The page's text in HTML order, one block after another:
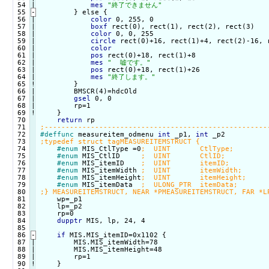
54
55
56
57
58
59
60
61
62
63
64
65
67
68
69
71
72
73
74
75
76
77
78
79
80
81
82
83
84
85
86
87
88
89
90
-
!
!
-
!
mes
"終了できません"
} else {
color 0, 255, 0
boxf rect(0), rect(1), rect(2), rect(3)
color 0, 0, 255
circle rect(0)+16, rect(1)+4, rect(2)-16,
color
pos rect(0)+18, rect(1)+8
mes
"  嘘です。"
pos rect(0)+18, rect(1)+26
mes
"終了します。"
}
        BMSCR(4)=hdcOld
gsel 0, 0
        rp=1
}
return
#deffunc measureitem_odmenu int _p1, int
#enum MIS_CtlType =0
#enum MIS_CtlID
#enum MIS_itemID
#enum MIS_itemWidth
#enum MIS_itemHeight
#enum MIS_itemData
    wp=_p1
    lp=_p2
    rp=0
dupptr MIS, lp, 24, 4
if MIS.MIS_itemID=0x1102 {
        MIS.MIS_itemWidth=78
        MIS.MIS_itemHeight=48
        rp=1
}